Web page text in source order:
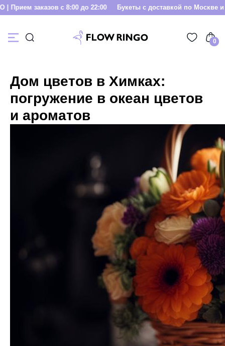
заказов с 8:00 до 22:00 Букеты с доставкой по Москве и МО |
0
Дом цветов в Химках:
погружение в океан цветов
и ароматов